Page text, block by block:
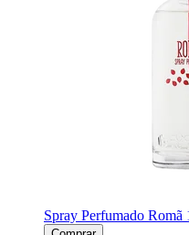
Spray Perfumado Romã